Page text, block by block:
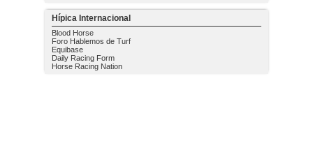
Hípica Internacional
Blood Horse
Foro Hablemos de Turf
Equibase
Daily Racing Form
Horse Racing Nation